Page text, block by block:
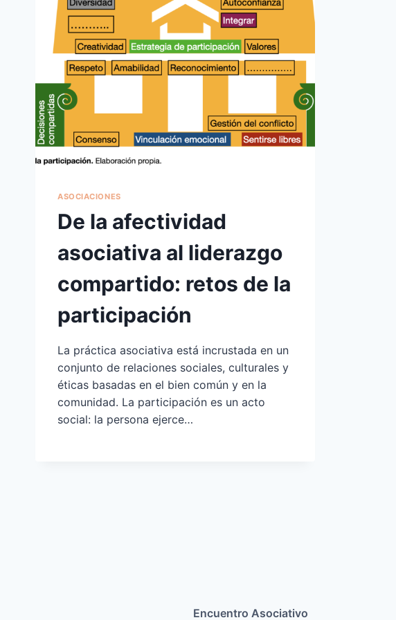
ASOCIACIONES
De la afectividad
asociativa al liderazgo
compartido: retos de la
participación
La práctica asociativa está incrustada en un
conjunto de relaciones sociales, culturales y
éticas basadas en el bien común y en la
comunidad. La participación es un acto
social: la persona ejerce…
Encuentro Asociativo